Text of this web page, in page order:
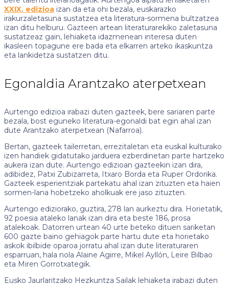
XXIX. edizioa izan da eta ohi bezala, euskarazko
irakurzaletasuna sustatzea eta literatura-sormena bultzatzea
izan ditu helburu. Gazteen artean literaturarekiko zaletasuna
sustatzeaz gain, lehiaketa idazmenean interesa duten
ikasleen topagune ere bada eta elkarren arteko ikaskuntza
eta lankidetza sustatzen ditu.
Egonaldia Arantzako aterpetxean
Aurtengo edizioa irabazi duten gazteek, bere sariaren parte
bezala, bost eguneko literatura-egonaldi bat egin ahal izan
dute Arantzako aterpetxean (Nafarroa).
Bertan, gazteek tailerretan, errezitaletan eta euskal kulturako
izen handiek gidatutako jarduera ezberdinetan parte hartzeko
aukera izan dute. Aurtengo edizioan gazteekin izan dira,
adibidez, Patxi Zubizarreta, Itxaro Borda eta Ruper Ordorika.
Gazteek esperientziak partekatu ahal izan zituzten eta haien
sormen-lana hobetzeko aholkuak ere jaso zituzten.
Aurtengo ediziorako, guztira, 278 lan aurkeztu dira. Horietatik,
92 poesia ataleko lanak izan dira eta beste 186, prosa
atalekoak. Datorren urtean 40 urte beteko dituen sariketan
600 gazte baino gehiagok parte hartu dute eta horietako
askok ibilbide oparoa jorratu ahal izan dute literaturaren
esparruan, hala nola Alaine Agirre, Mikel Ayllón, Leire Bilbao
eta Miren Gorrotxategik.
Eusko Jaurlaritzako Hezkuntza Sailak lehiaketa irabazi duten